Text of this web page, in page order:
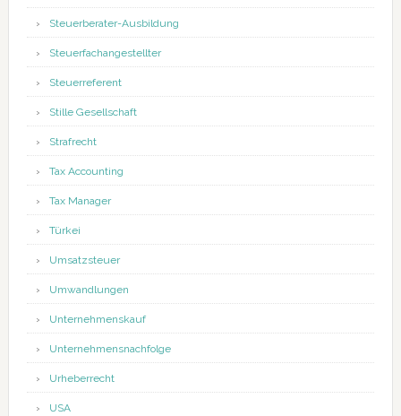
Steuerberater-Ausbildung
Steuerfachangestellter
Steuerreferent
Stille Gesellschaft
Strafrecht
Tax Accounting
Tax Manager
Türkei
Umsatzsteuer
Umwandlungen
Unternehmenskauf
Unternehmensnachfolge
Urheberrecht
USA